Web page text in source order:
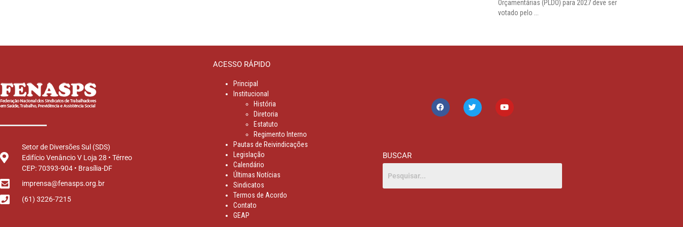
Orçamentárias (PLDO) para 2027 deve ser
votado pelo ...
Setor de Diversões Sul (SDS)
Edifício Venâncio V Loja 28 • Térreo
CEP: 70393-904 • Brasília-DF
imprensa@fenasps.org.br
(61) 3226-7215
ACESSO RÁPIDO
Principal
Institucional
História
Diretoria
Estatuto
Regimento Interno
Pautas de Reivindicações
Legislação
Calendário
Últimas Notícias
Sindicatos
Termos de Acordo
Contato
GEAP
BUSCAR